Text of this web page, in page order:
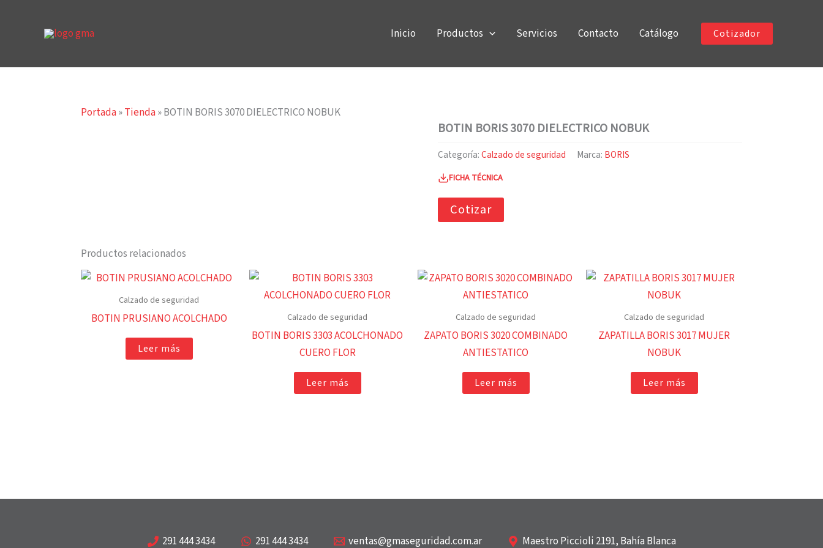
contenido
Inicio Productos Servicios Contacto Catálogo Cotizador
Portada»Tienda»BOTIN BORIS 3070 DIELECTRICO NOBUK
BOTIN BORIS 3070 DIELECTRICO NOBUK
Categoría:Calzado de seguridad Marca: BORIS
FICHA TÉCNICA
Cotizar
Productos relacionados
Calzado de seguridad
BOTIN PRUSIANO ACOLCHADO
Leer más
Calzado de seguridad
BOTIN BORIS 3303 ACOLCHONADO
CUERO FLOR
Leer más
Calzado de seguridad
ZAPATO BORIS 3020 COMBINADO
ANTIESTATICO
Leer más
Calzado de seguridad
ZAPATILLA BORIS 3017 MUJER
NOBUK
Leer más
291 444 3434 291 444 3434 ventas@gmaseguridad.com.ar Maestro Piccioli 2191, Bahía Blanca